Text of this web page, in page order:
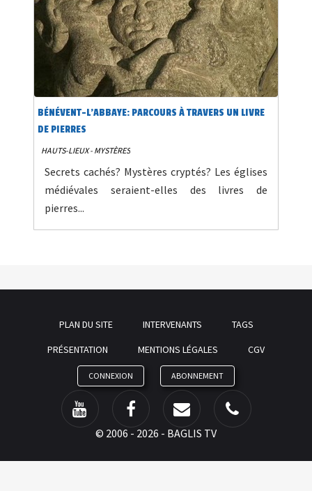
BÉNÉVENT-L'ABBAYE: PARCOURS À TRAVERS UN LIVRE
DE PIERRES
HAUTS-LIEUX - MYSTÈRES
Secrets cachés? Mystères cryptés? Les églises
médiévales seraient-elles des livres de
pierres...
PLAN DU SITE INTERVENANTS
TAGS
PRÉSENTATION
MENTIONS LÉGALES CGV
CONNEXION ABONNEMENT
© 2006 - 2026 - BAGLIS TV